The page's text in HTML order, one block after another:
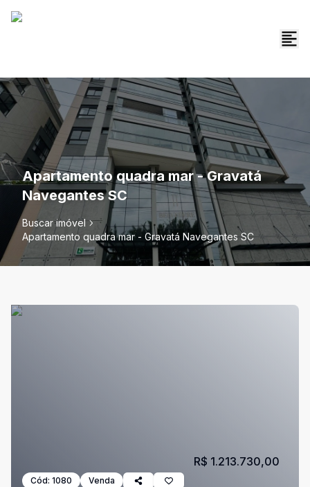
Apartamento quadra mar - Gravatá
Navegantes SC
Buscar imóvel
Apartamento quadra mar - Gravatá Navegantes SC
Cód: 1080 Venda
R$ 1.213.730,00